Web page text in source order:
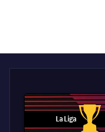
La Liga